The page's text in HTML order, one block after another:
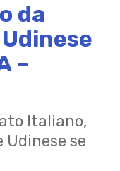
da
–
Italiano,
se